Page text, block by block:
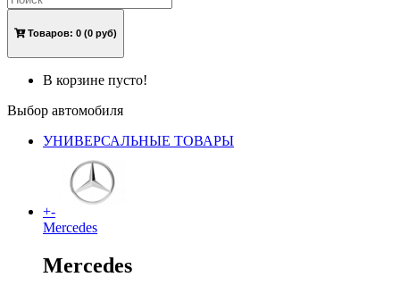
Товаров: 0 (0 руб)
В корзине пусто!
Выбор автомобиля
УНИВЕРСАЛЬНЫЕ ТОВАРЫ
+-
Mercedes
Mercedes